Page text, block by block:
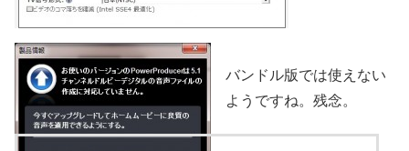
バンドル版では使えない
ようですね。残念。